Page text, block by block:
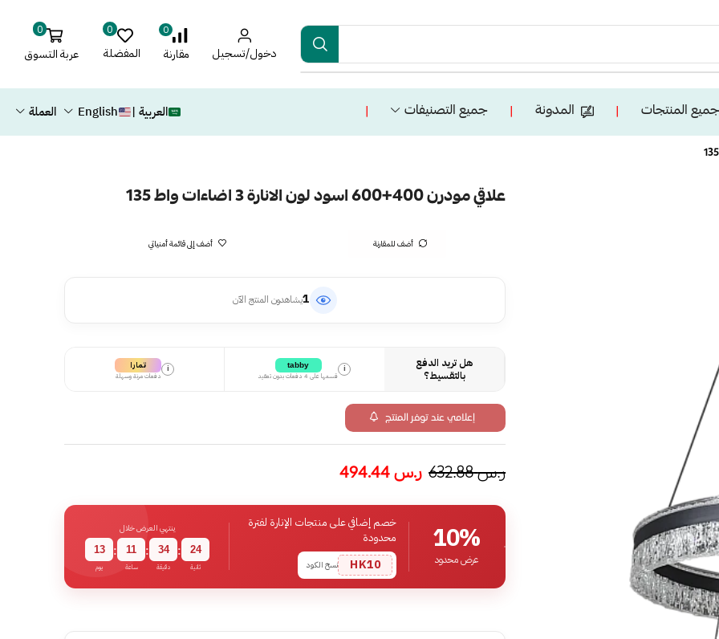
دخول/تسجيل
0
مقارنة
0
المفضلة
0
عربة التسوق
جميع المنتجات ❘ المدونة ❘ جميع التصنيفات ❘ العربية | English العملة
علاقي مودرن 400+600 اسود لون الانارة 3 اضاءات واط 135
أضف للمقارنة أضف إلى قائمة أمنياتي
1يشاهدون المنتج الآن
هل تريد الدفع
بالتقسيط؟
i
tabby
قسمها على 4 دفعات بدون تعقيد
i تمارا
دفعات مرنة وسهلة
إعلامي عند توفر المنتج
ر.س632.88 ر.س494.44
10%
عرض محدود
خصم إضافي على منتجات الإنارة لفترة
محدودة
HK10 نسخ الكود
ينتهي العرض خلال
13
يوم
: 11
ساعة
: 34
دقيقة
: 23
ثانية